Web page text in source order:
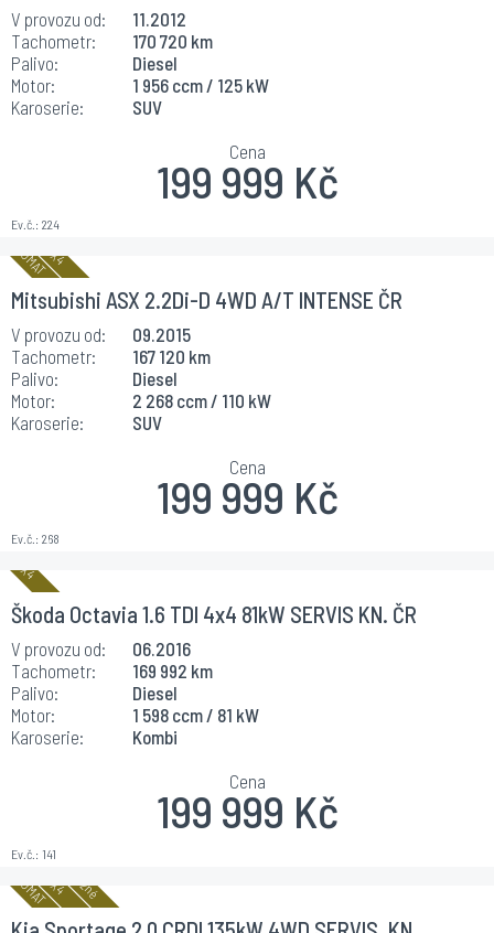
V provozu od:
11.2012
Tachometr:
170 720 km
Palivo:
Diesel
Motor:
1 956 ccm / 125 kW
Karoserie:
SUV
Ev.č.: 224
Cena
199 999 Kč
Mitsubishi ASX 2.2Di-D 4WD A/T INTENSE ČR
V provozu od:
09.2015
Tachometr:
167 120 km
Palivo:
Diesel
Motor:
2 268 ccm / 110 kW
Karoserie:
SUV
Ev.č.: 268
Cena
199 999 Kč
Škoda Octavia 1.6 TDI 4x4 81kW SERVIS KN. ČR
V provozu od:
06.2016
Tachometr:
169 992 km
Palivo:
Diesel
Motor:
1 598 ccm / 81 kW
Karoserie:
Kombi
Ev.č.: 141
Cena
199 999 Kč